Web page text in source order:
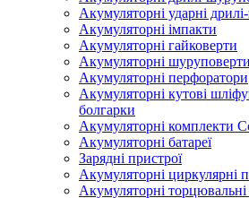
Акумуляторні ударні
Акумуляторні імпакти
Акумуляторні гайковерти
Акумуляторні
Акумуляторні перфоратори
Акумуляторні кутові
болгарки
Акумуляторні комплекти
Акумуляторні батареї
Зарядні пристрої
Акумуляторні циркулярні
Акумуляторні